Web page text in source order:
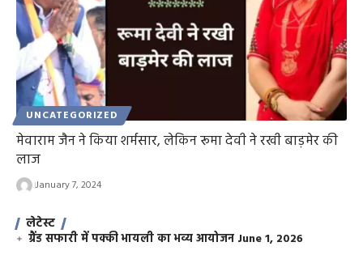
UNCATEGORIZED
मेवाराम जैन ने किया शर्मसार, लेकिन रूमा देवी ने रखी बाड़मेर की
लाज
January 7, 2024
लेटेस्ट
ग्रैंड सफारी में पक्की भायली का भव्य आयोजन June 1, 2026